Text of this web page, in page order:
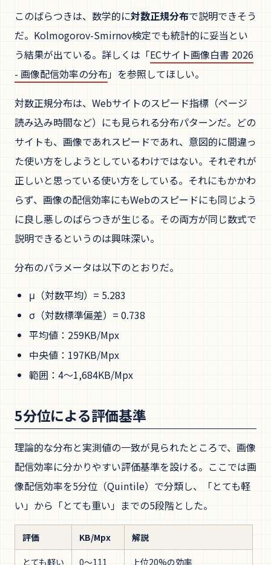
このばらつきは、数学的に対数正規分布で説明できそう
だ。Kolmogorov-Smirnov検定でも統計的に妥当とい
う結果が出ている。詳しくは「ECサイト画像白書 2026
- 画像配信効率の分布」を参照してほしい。
対数正規分布は、Webサイトのスピード指標（ページ
読み込み時間など）にも見られる分布パターンだ。どの
サイトも、画像であれスピードであれ、意図的に間違っ
た使い方をしようとしているわけではない。それぞれが
正しいと思っている使い方をしている。それにもかかわ
らず、画像の配信効率にもWebのスピードにも同じよう
に良し悪しのばらつきが生じる。その両方が同じ数式で
説明できるというのは興味深い。
分布のパラメータは以下のとおりだ。
μ（対数平均）= 5.283
σ（対数標準偏差）= 0.738
平均値：259KB/Mpx
中央値：197KB/Mpx
範囲：4〜1,684KB/Mpx
5分位による評価基準
理論的な分布と実測値の一致が見られたところで、画像
配信効率に分かりやすい評価基準を設ける。ここでは画
像配信効率を5分位（Quintile）で分類し、「とても軽
い」から「とても重い」までの5段階とした。
評価 KB/Mpx 解説
とても軽い 0〜111 上位20%の効率